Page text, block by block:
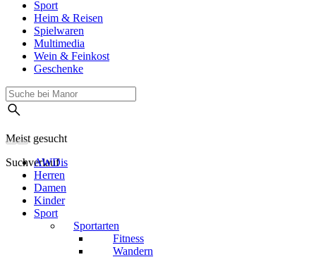
Sport
Heim & Reisen
Spielwaren
Multimedia
Wein & Feinkost
Geschenke
Meist gesucht
Suchverlauf
AWDis
Herren
Damen
Kinder
Sport
Sportarten
Fitness
Wandern